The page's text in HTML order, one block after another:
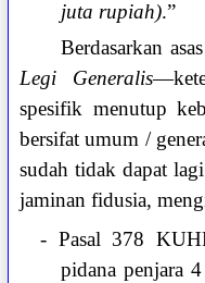
juta rupiah).”
Berdasarkan
Legi Generalis
spesifik menutup
bersifat umum /
sudah tidak dapat
jaminan fidusia,
- Pasal 378
pidana penjara